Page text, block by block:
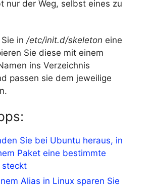
nur der Weg, selbst eines zu
in /etc/init.d/skeleton eine
Sie diese mit einem
ins Verzeichnis
passen sie dem jeweilige
Sie bei Ubuntu heraus, in
Paket eine bestimmte
steckt
Alias in Linux sparen Sie